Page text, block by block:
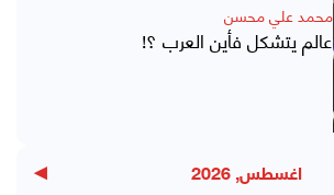
محمد علي محسن
عالم يتشكل فأين العرب ؟!
اغسطس, 2026 ▶